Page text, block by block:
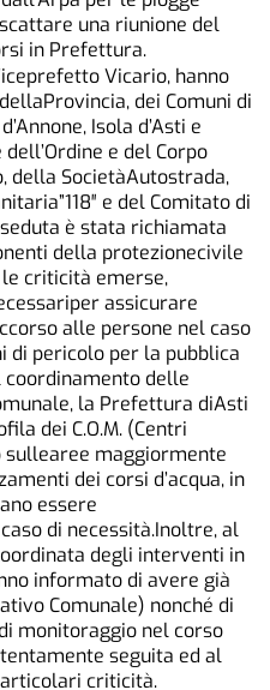
una riunione del
in Prefettura.
Vicario, hanno
dei Comuni di
Isola d’Asti e
e del Corpo
della SocietàAutostrada,
e del Comitato di
è stata richiamata
della protezionecivile
criticità emerse,
assicurare
alle persone nel caso
di pericolo per la pubblica
delle
la Prefettura diAsti
dei C.O.M. (Centri
sullearee maggiormente
dei corsi d’acqua, in
essere
di necessità.Inoltre, al
degli interventi in
informato di avere già
Comunale) nonché di
monitoraggio nel corso
seguita ed al
criticità.